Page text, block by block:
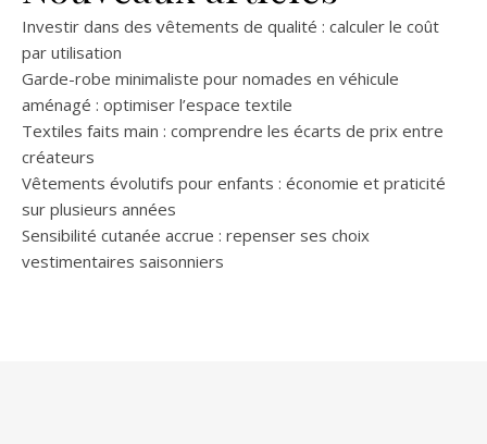
Investir dans des vêtements de qualité : calculer le coût
par utilisation
Garde-robe minimaliste pour nomades en véhicule
aménagé : optimiser l’espace textile
Textiles faits main : comprendre les écarts de prix entre
créateurs
Vêtements évolutifs pour enfants : économie et praticité
sur plusieurs années
Sensibilité cutanée accrue : repenser ses choix
vestimentaires saisonniers